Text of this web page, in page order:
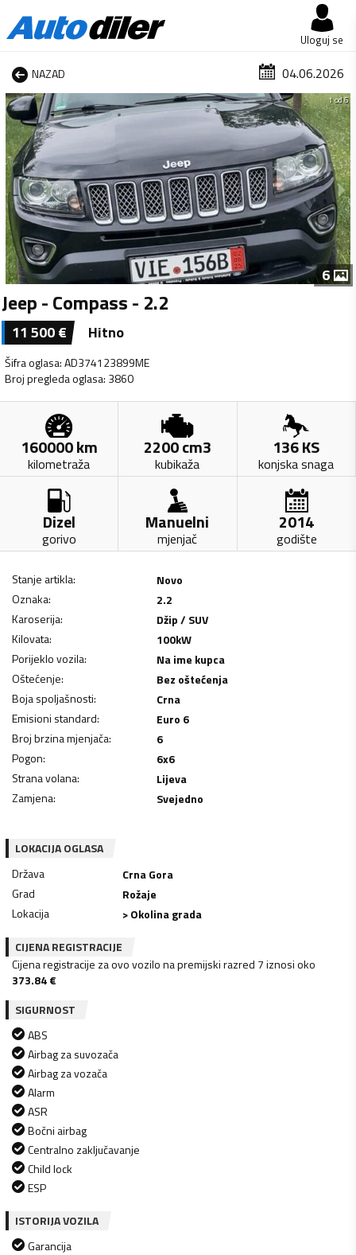
Uloguj se
NAZAD 04.06.2026
1 od 6
6
Jeep - Compass - 2.2
11 500€ Hitno
Šifra oglasa:AD374123899ME
Broj pregleda oglasa: 3860
160000km
kilometraža
2200cm3
kubikaža
136KS
konjska snaga
Dizel
gorivo
Manuelni
mjenjač
2014
godište
Stanje artikla:
Novo
Oznaka:
2.2
Karoserija:
Džip / SUV
Kilovata: 100kW
Porijeklo vozila:
Na ime kupca
Oštećenje:
Bez oštećenja
Boja spoljašnosti:
Crna
Emisioni standard:
Euro 6
Broj brzina mjenjača:
6
Pogon:
6x6
Strana volana:
Lijeva
Zamjena: Svejedno
LOKACIJA OGLASA
Država
Crna Gora
Grad
Rožaje
Lokacija
> Okolina grada
CIJENA REGISTRACIJE
Cijena registracije za ovo vozilo na premijski razred 7 iznosi oko
373.84€
SIGURNOST
ABS
Airbag za suvozača
Airbag za vozača
Alarm
ASR
Bočni airbag
Centralno zaključavanje
Child lock
ESP
ISTORIJA VOZILA
Garancija